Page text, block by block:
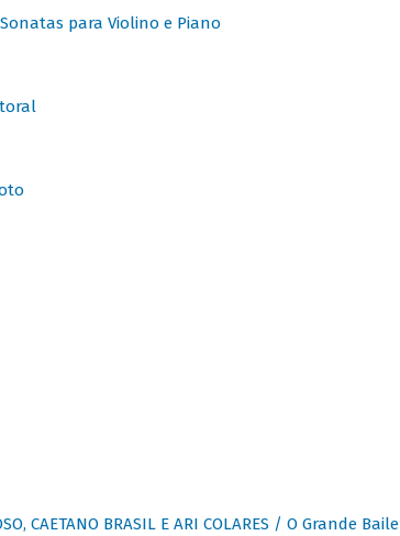
Sonatas para Violino e Piano
CAETANO BRASIL E ARI COLARES / O Grande Baile